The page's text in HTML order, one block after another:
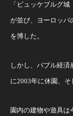
「ビュッケブルグ
が並び、ヨーロッパ
を博した。
しかし、バブル経
に2003年に休園、そ
園内の建物や遊具は